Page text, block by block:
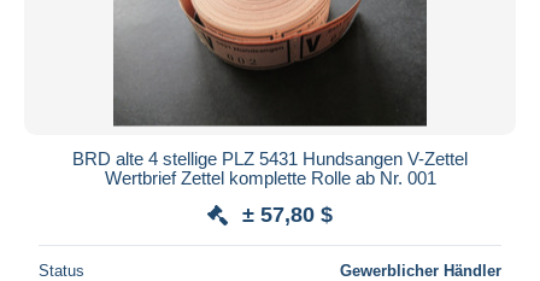
BRD alte 4 stellige PLZ 5431 Hundsangen V-Zettel
Wertbrief Zettel komplette Rolle ab Nr. 001
± 57,80 $
Status Gewerblicher Händler